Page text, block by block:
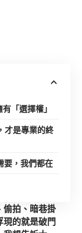
「選擇權」
才是專業的終
要，我們都在
偷拍、暗巷掛
的就是破門